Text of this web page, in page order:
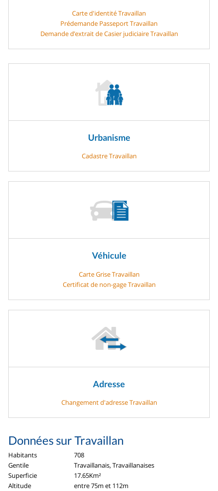
Carte d'identité Travaillan
Prédemande Passeport Travaillan
Demande d’extrait de Casier judiciaire Travaillan
Urbanisme
Cadastre Travaillan
Véhicule
Carte Grise Travaillan
Certificat de non-gage Travaillan
Adresse
Changement d'adresse Travaillan
Données sur Travaillan
Habitants
708
Gentile
Travaillanais, Travaillanaises
Superficie
17.65Km²
Altitude
entre 75m et 112m